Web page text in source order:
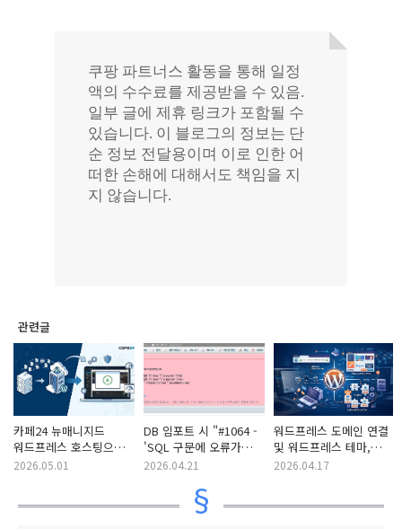
관련글
카페24 뉴매니지드
워드프레스 호스팅으로
변경 및 워드프레스
2026.05.01
DB 임포트 시 "#1064 -
'SQL 구문에 오류가
있습니다.' 에러
발생하는 경우
2026.04.21
워드프레스 도메인 연결
및 워드프레스 테마,
플러그인 설치 작업
2026.04.17